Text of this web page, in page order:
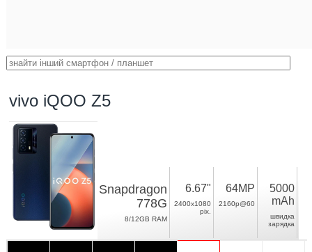
vivo iQOO Z5
Snapdragon
778G
8/12GB RAM
6.67"
2400x1080
pix.
64MP
2160p@60
5000
mAh
швидка
зарядка